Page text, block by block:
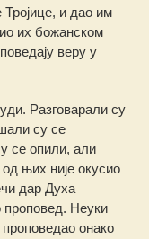
и дао им
их божанском
веру у
Разговарали су
су се
се опили, али
њих није окусио
дар Духа
проповед. Неуки
онако